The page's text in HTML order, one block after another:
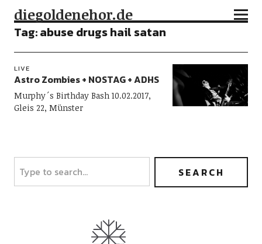
diegoldenehor.de
Tag:abuse drugs hail satan
LIVE
Astro Zombies + NOSTAG + ADHS
Murphy´s Birthday Bash 10.02.2017,
Gleis 22, Münster